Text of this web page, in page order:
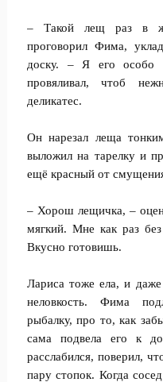
– Такой лещ раз в
проговорил Фима,
доску. – Я его особо
провяливал, чтоб
деликатес.
Он нарезал леща
выложил на тарелку и
ещё красный от
– Хорош лещичка, –
мягкий. Мне как раз
Вкусно готовишь.
Лариса тоже ела, и даже
неловкость. Фима
рыбалку, про то, как
сама подвела его к
расслабился, поверил,
пару стопок. Когда